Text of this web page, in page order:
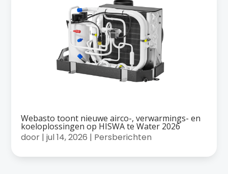
Webasto toont nieuwe airco-, verwarmings- en
koeloplossingen op HISWA te Water 2026
door |jul 14, 2026 | Persberichten